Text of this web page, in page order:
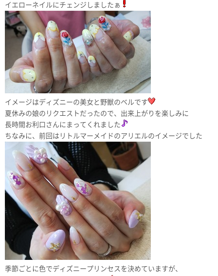
イエローネイルにチェンジしましたぁ
イメージはディズニーの美女と野獣のベルです
夏休みの娘のリクエストだったので、出来上がりを楽しみに
長時間お利口さんにまってくれました
ちなみに、前回はリトルマーメイドのアリエルのイメージでした
季節ごとに色でディズニープリンセスを決めていますが、